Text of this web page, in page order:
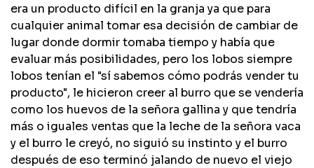
era un producto difícil en la granja ya que para
cualquier animal tomar esa decisión de cambiar de
lugar donde dormir tomaba tiempo y había que
evaluar más posibilidades, pero los lobos siempre
lobos tenían el "sí sabemos cómo podrás vender tu
producto", le hicieron creer al burro que se vendería
como los huevos de la señora gallina y que tendría
más o iguales ventas que la leche de la señora vaca
y el burro le creyó, no siguió su instinto y el burro
después de eso terminó jalando de nuevo el viejo